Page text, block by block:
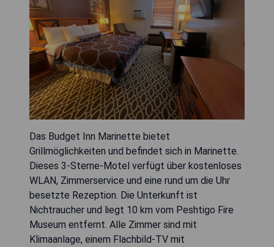
Das Budget Inn Marinette bietet
Grillmöglichkeiten und befindet sich in Marinette.
Dieses 3-Sterne-Motel verfügt über kostenloses
WLAN, Zimmerservice und eine rund um die Uhr
besetzte Rezeption. Die Unterkunft ist
Nichtraucher und liegt 10 km vom Peshtigo Fire
Museum entfernt. Alle Zimmer sind mit
Klimaanlage, einem Flachbild-TV mit